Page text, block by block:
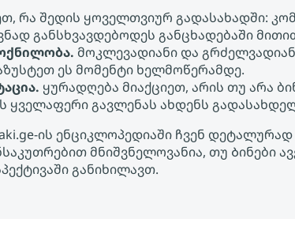
რა შედის ყოველთვიურ გადასახადში:
განსხვავდებოდეს განცხადებაში
მოკლევადიანი და
ეს მომენტი ხელმოწერამდე.
ყურადღება მიაქციეთ, არის თუ არა
ყველაფერი გავლენას ახდენს
ის ენციკლოპედიაში ჩვენ
მნიშვნელოვანია, თუ Ბინები
განიხილავთ.